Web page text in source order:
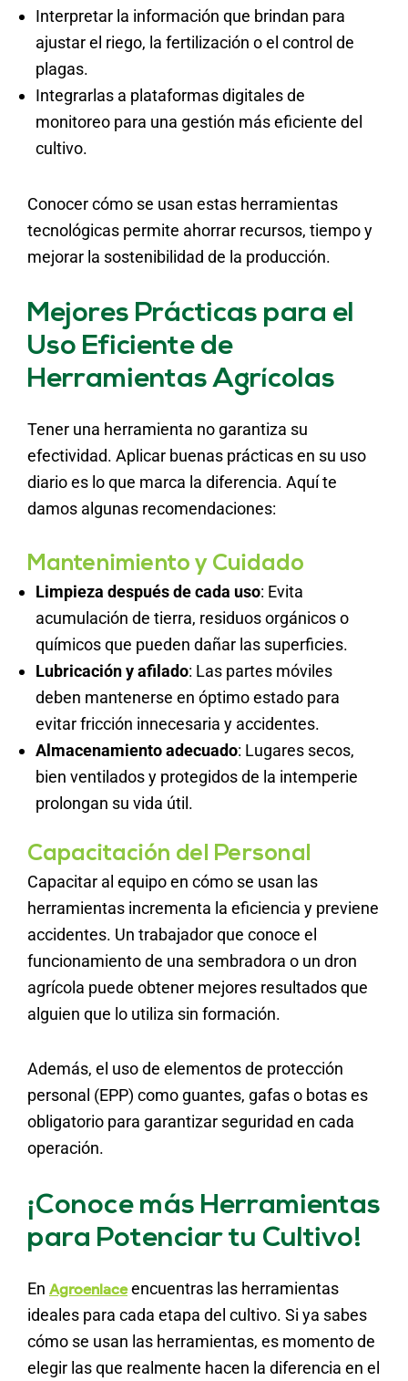
Interpretar la información que brindan para
ajustar el riego, la fertilización o el control de
plagas.
Integrarlas a plataformas digitales de
monitoreo para una gestión más eficiente del
cultivo.
Conocer cómo se usan estas herramientas
tecnológicas permite ahorrar recursos, tiempo y
mejorar la sostenibilidad de la producción.
Mejores Prácticas para el
Uso Eficiente de
Herramientas Agrícolas
Tener una herramienta no garantiza su
efectividad. Aplicar buenas prácticas en su uso
diario es lo que marca la diferencia. Aquí te
damos algunas recomendaciones:
Mantenimiento y Cuidado
Limpieza después de cada uso: Evita
acumulación de tierra, residuos orgánicos o
químicos que pueden dañar las superficies.
Lubricación y afilado: Las partes móviles
deben mantenerse en óptimo estado para
evitar fricción innecesaria y accidentes.
Almacenamiento adecuado: Lugares secos,
bien ventilados y protegidos de la intemperie
prolongan su vida útil.
Capacitación del Personal
Capacitar al equipo en cómo se usan las
herramientas incrementa la eficiencia y previene
accidentes. Un trabajador que conoce el
funcionamiento de una sembradora o un dron
agrícola puede obtener mejores resultados que
alguien que lo utiliza sin formación.
Además, el uso de elementos de protección
personal (EPP) como guantes, gafas o botas es
obligatorio para garantizar seguridad en cada
operación.
¡Conoce más Herramientas
para Potenciar tu Cultivo!
En Agroenlaceencuentras las herramientas
ideales para cada etapa del cultivo. Si ya sabes
cómo se usan las herramientas, es momento de
elegir las que realmente hacen la diferencia en el